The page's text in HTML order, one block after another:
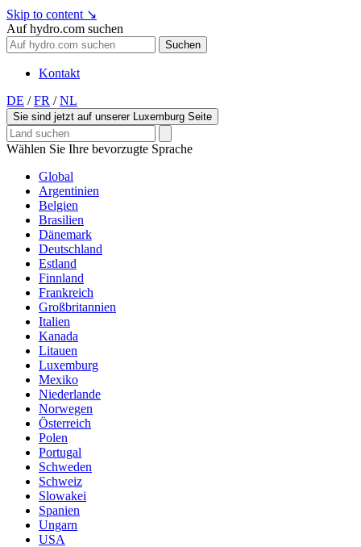
Skip to content ↘
Auf hydro.com suchen
Suchen
Kontakt
DE / FR / NL
Sie sind jetzt auf unserer Luxemburg Seite
Wählen Sie Ihre bevorzugte Sprache
Global
Argentinien
Belgien
Brasilien
Dänemark
Deutschland
Estland
Finnland
Frankreich
Großbritannien
Italien
Kanada
Litauen
Luxemburg
Mexiko
Niederlande
Norwegen
Österreich
Polen
Portugal
Schweden
Schweiz
Slowakei
Spanien
Ungarn
USA